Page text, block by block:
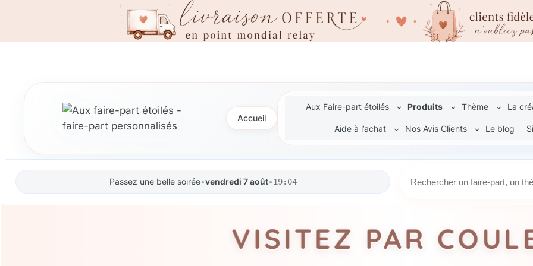
contenu
Accueil
Aux Faire-part étoilés Produits Thème La
Aide à l’achat Nos Avis Clients Le blog
Passez une belle soirée•vendredi 7 août•19:04
r
VISITEZ PAR